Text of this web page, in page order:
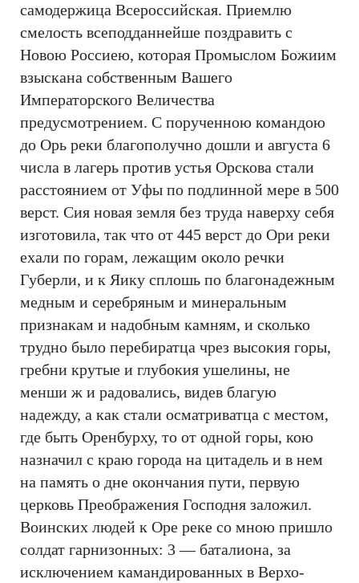
самодержица Всероссийская. Приемлю
смелость всеподданнейше поздравить с
Новою Россиею, которая Промыслом Божиим
взыскана собственным Вашего
Императорского Величества
предусмотрением. С порученною командою
до Орь реки благополучно дошли и августа 6
числа в лагерь против устья Орскова стали
расстоянием от Уфы по подлинной мере в 500
верст. Сия новая земля без труда наверху себя
изготовила, так что от 445 верст до Ори реки
ехали по горам, лежащим около речки
Губерли, и к Яику сплошь по благонадежным
медным и серебряным и минеральным
признакам и надобным камням, и сколько
трудно было перебиратца чрез высокия горы,
гребни крутые и глубокия ушелины, не
менши ж и радовались, видев благую
надежду, а как стали осматриватца с местом,
где быть Оренбурху, то от одной горы, кою
назначил с краю города на цитадель и в нем
на память о дне окончания пути, первую
церковь Преображения Господня заложил.
Воинских людей к Оре реке со мною пришло
солдат гарнизонных: 3 — баталиона, за
исключением камандированных в Верхо-